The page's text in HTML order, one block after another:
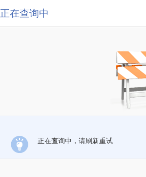
正在查询中
正在查询中，请刷新重试